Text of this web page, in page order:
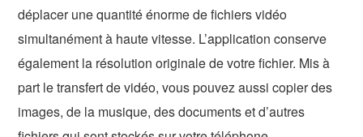
déplacer une quantité énorme de fichiers vidéo
simultanément à haute vitesse. L’application conserve
également la résolution originale de votre fichier. Mis à
part le transfert de vidéo, vous pouvez aussi copier des
images, de la musique, des documents et d’autres